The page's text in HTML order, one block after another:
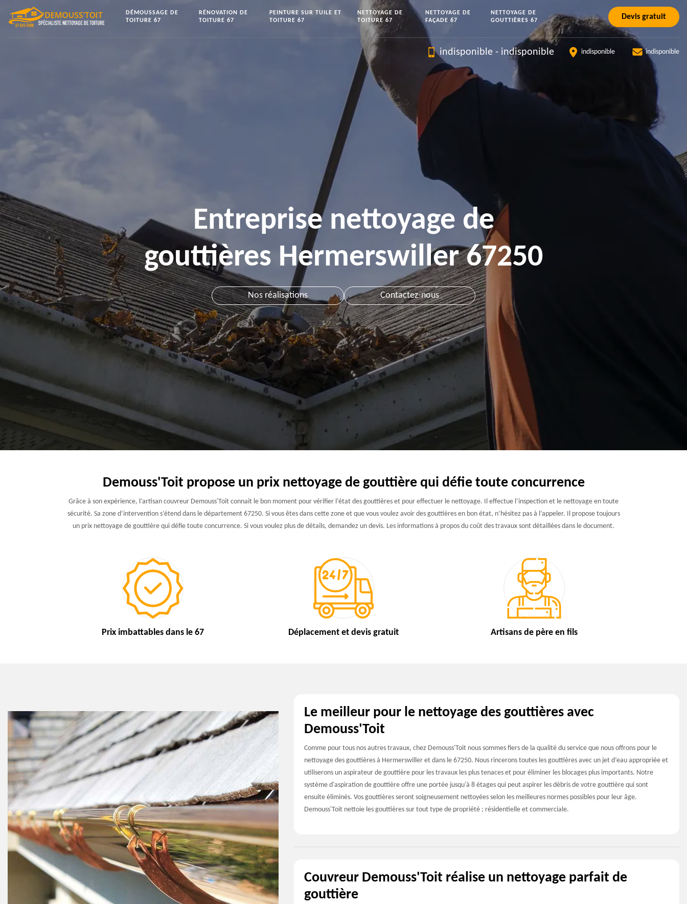
DÉMOUSSAGE DE
TOITURE 67
RÉNOVATION DE
TOITURE 67
PEINTURE SUR TUILE ET
TOITURE 67
NETTOYAGE DE
TOITURE 67
NETTOYAGE DE
FAÇADE 67
NETTOYAGE DE
GOUTTIÈRES 67
Devis gratuit
indisponible - indisponible indisponible indisponible
Entreprise nettoyage de
gouttières Hermerswiller 67250
Nos réalisations Contactez-nous
Demouss'Toit propose un prix nettoyage de gouttière qui défie toute concurrence
Grâce à son expérience, l’artisan couvreur Demouss'Toit connait le bon moment pour vérifier l’état des gouttières et pour effectuer le nettoyage. Il effectue l’inspection et le nettoyage en toute
sécurité. Sa zone d’intervention s’étend dans le département 67250. Si vous êtes dans cette zone et que vous voulez avoir des gouttières en bon état, n’hésitez pas à l’appeler. Il propose toujours
un prix nettoyage de gouttière qui défie toute concurrence. Si vous voulez plus de détails, demandez un devis. Les informations à propos du coût des travaux sont détaillées dans le document.
Prix imbattables dans le 67 Déplacement et devis gratuit Artisans de père en fils
Le meilleur pour le nettoyage des gouttières avec
Demouss'Toit
Comme pour tous nos autres travaux, chez Demouss'Toit nous sommes fiers de la qualité du service que nous offrons pour le
nettoyage des gouttières à Hermerswiller et dans le 67250. Nous rincerons toutes les gouttières avec un jet d’eau appropriée et
utiliserons un aspirateur de gouttière pour les travaux les plus tenaces et pour éliminer les blocages plus importants. Notre
système d'aspiration de gouttière offre une portée jusqu'à 8 étages qui peut aspirer les débris de votre gouttière qui sont
ensuite éliminés. Vos gouttières seront soigneusement nettoyées selon les meilleures normes possibles pour leur âge.
Demouss'Toit nettoie les gouttières sur tout type de propriété ; résidentielle et commerciale.
Couvreur Demouss'Toit réalise un nettoyage parfait de
gouttière